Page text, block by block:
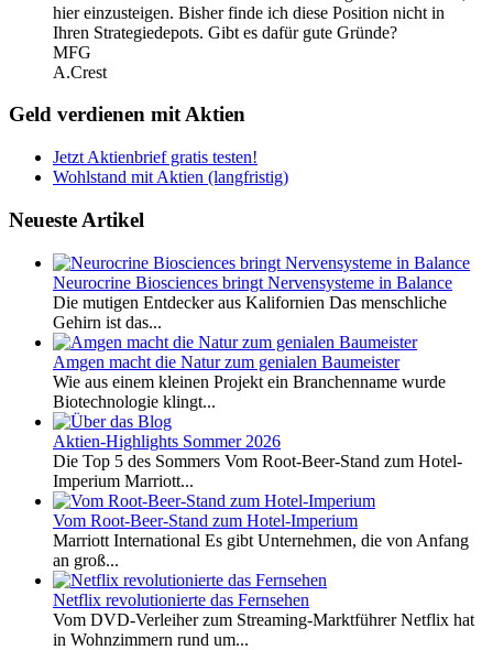
hier einzusteigen. Bisher finde ich diese Position nicht in
Ihren Strategiedepots. Gibt es dafür gute Gründe?
MFG
A.Crest
Geld verdienen mit Aktien
Jetzt Aktienbrief gratis testen!
Wohlstand mit Aktien (langfristig)
Neueste Artikel
Neurocrine Biosciences bringt Nervensysteme in Balance
Die mutigen Entdecker aus Kalifornien Das menschliche
Gehirn ist das...
Amgen macht die Natur zum genialen Baumeister
Wie aus einem kleinen Projekt ein Branchenname wurde
Biotechnologie klingt...
Aktien-Highlights Sommer 2026
Die Top 5 des Sommers Vom Root-Beer-Stand zum Hotel-
Imperium Marriott...
Vom Root-Beer-Stand zum Hotel-Imperium
Marriott International Es gibt Unternehmen, die von Anfang
an groß...
Netflix revolutionierte das Fernsehen
Vom DVD-Verleiher zum Streaming-Marktführer Netflix hat
in Wohnzimmern rund um...